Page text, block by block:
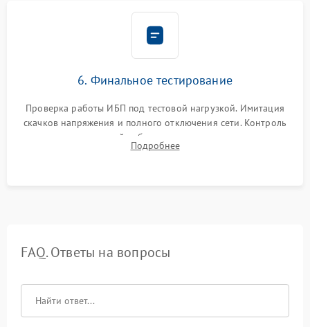
6. Финальное тестирование
Проверка работы ИБП под тестовой нагрузкой. Имитация
скачков напряжения и полного отключения сети. Контроль
времени автономной работы, температурного режима и
корректности формы выходного сигнала.
Подробнее
FAQ. Ответы на вопросы